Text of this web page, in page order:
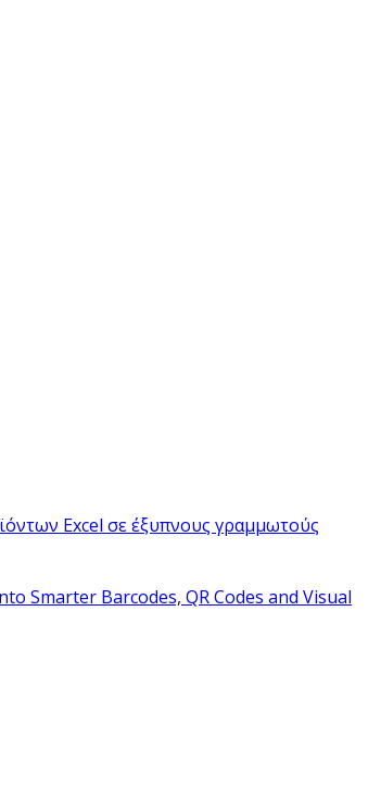
Excel σε έξυπνους γραμμωτούς
Smarter Barcodes, QR Codes and Visual